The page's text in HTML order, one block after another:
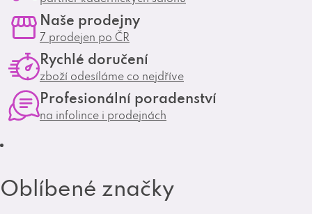
s
g
a
m
e
o
o
k
Naše prodejny
7 prodejen po ČR
Rychlé doručení
zboží odesíláme co nejdříve
Profesionální poradenství
na infolince i prodejnách
Oblíbené značky